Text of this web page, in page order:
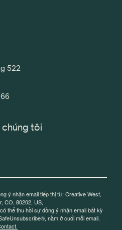
522
tôi
ý nhận email tiếp thị từ: Creative West,
CO, 80202, US,
thể thu hồi sự đồng ý nhận email bất kỳ
nằm ở cuối mỗi email.